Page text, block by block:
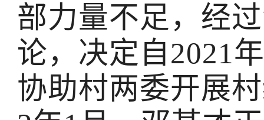
部力量不足，经
论，决定自2021
协助村两委开展